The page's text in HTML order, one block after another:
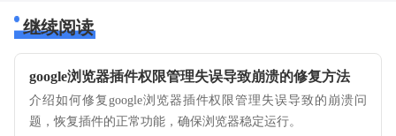
继续阅读
google浏览器插件权限管理失误导致崩溃的修复方法
介绍如何修复google浏览器插件权限管理失误导致的崩溃问
题，恢复插件的正常功能，确保浏览器稳定运行。